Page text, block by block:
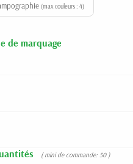
(max couleurs : 4)
de marquage
( mini de commande: 50 )